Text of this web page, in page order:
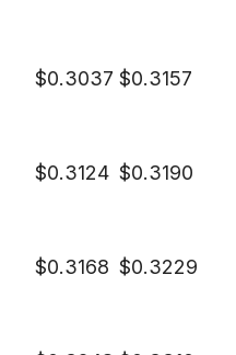
$0.3037 $0.3157
$0.3124 $0.3190
$0.3168 $0.3229